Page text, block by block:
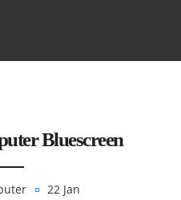
Bluescreen
22 Jan